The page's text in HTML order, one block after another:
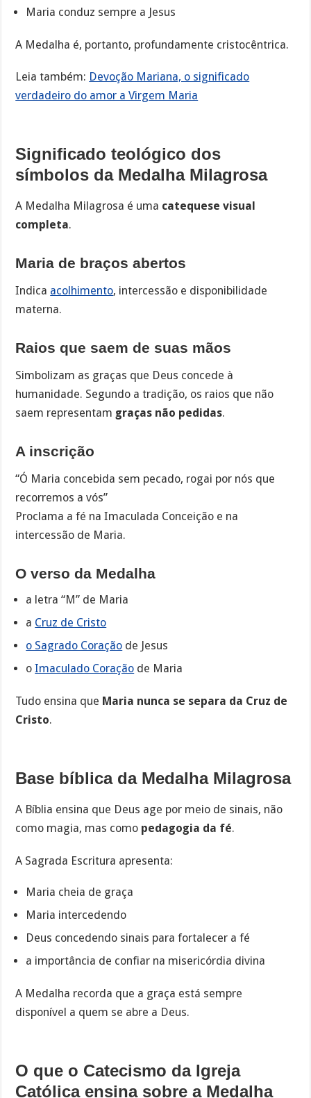
Maria conduz sempre a Jesus
A Medalha é, portanto, profundamente cristocêntrica.
Leia também: Devoção Mariana, o significado
verdadeiro do amor a Virgem Maria
Significado teológico dos
símbolos da Medalha Milagrosa
A Medalha Milagrosa é uma catequese visual
completa.
Maria de braços abertos
Indica acolhimento, intercessão e disponibilidade
materna.
Raios que saem de suas mãos
Simbolizam as graças que Deus concede à
humanidade. Segundo a tradição, os raios que não
saem representam graças não pedidas.
A inscrição
“Ó Maria concebida sem pecado, rogai por nós que
recorremos a vós”
Proclama a fé na Imaculada Conceição e na
intercessão de Maria.
O verso da Medalha
a letra “M” de Maria
a Cruz de Cristo
o Sagrado Coração de Jesus
oImaculado Coração de Maria
Tudo ensina que Maria nunca se separa da Cruz de
Cristo.
Base bíblica da Medalha Milagrosa
A Bíblia ensina que Deus age por meio de sinais, não
como magia, mas como pedagogia da fé.
A Sagrada Escritura apresenta:
Maria cheia de graça
Maria intercedendo
Deus concedendo sinais para fortalecer a fé
a importância de confiar na misericórdia divina
A Medalha recorda que a graça está sempre
disponível a quem se abre a Deus.
O que o Catecismo da Igreja
Católica ensina sobre a Medalha